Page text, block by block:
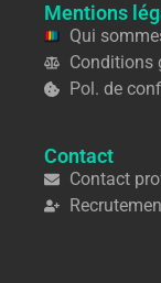
Mentions
Qui
Conditions
Pol. de
Contact
Contact